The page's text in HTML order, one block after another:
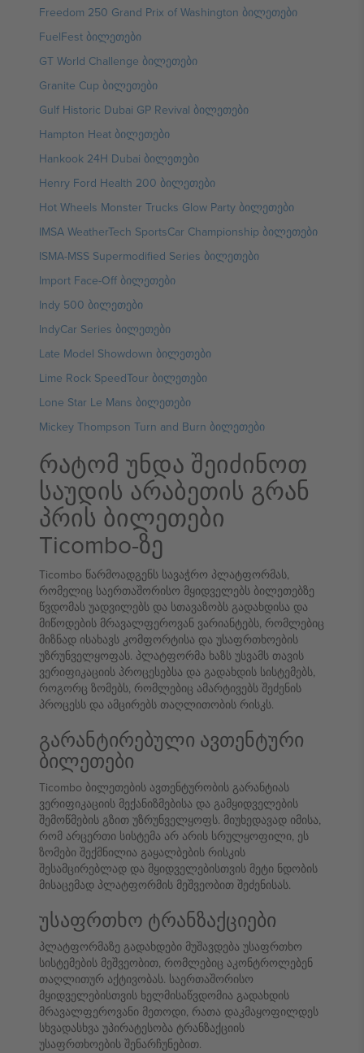
Freedom 250 Grand Prix of Washington ბილეთები
FuelFest ბილეთები
GT World Challenge ბილეთები
Granite Cup ბილეთები
Gulf Historic Dubai GP Revival ბილეთები
Hampton Heat ბილეთები
Hankook 24H Dubai ბილეთები
Henry Ford Health 200 ბილეთები
Hot Wheels Monster Trucks Glow Party ბილეთები
IMSA WeatherTech SportsCar Championship ბილეთები
ISMA-MSS Supermodified Series ბილეთები
Import Face-Off ბილეთები
Indy 500 ბილეთები
IndyCar Series ბილეთები
Late Model Showdown ბილეთები
Lime Rock SpeedTour ბილეთები
Lone Star Le Mans ბილეთები
Mickey Thompson Turn and Burn ბილეთები
რატომ უნდა შეიძინოთ
საუდის არაბეთის გრან
პრის ბილეთები
Ticombo-ზე
Ticombo წარმოადგენს სავაჭრო პლატფორმას,
რომელიც საერთაშორისო მყიდველებს ბილეთებზე
წვდომას უადვილებს და სთავაზობს გადახდისა და
მიწოდების მრავალფეროვან ვარიანტებს, რომლებიც
მიზნად ისახავს კომფორტისა და უსაფრთხოების
უზრუნველყოფას. პლატფორმა ხაზს უსვამს თავის
ვერიფიკაციის პროცესებსა და გადახდის სისტემებს,
როგორც ზომებს, რომლებიც ამარტივებს შეძენის
პროცესს და ამცირებს თაღლითობის რისკს.
გარანტირებული ავთენტური
ბილეთები
Ticombo ბილეთების ავთენტურობის გარანტიას
ვერიფიკაციის მექანიზმებისა და გამყიდველების
შემოწმების გზით უზრუნველყოფს. მიუხედავად იმისა,
რომ არცერთი სისტემა არ არის სრულყოფილი, ეს
ზომები შექმნილია გაყალბების რისკის
შესამცირებლად და მყიდველებისთვის მეტი ნდობის
მისაცემად პლატფორმის მეშვეობით შეძენისას.
უსაფრთხო ტრანზაქციები
პლატფორმაზე გადახდები მუშავდება უსაფრთხო
სისტემების მეშვეობით, რომლებიც აკონტროლებენ
თაღლითურ აქტივობას. საერთაშორისო
მყიდველებისთვის ხელმისაწვდომია გადახდის
მრავალფეროვანი მეთოდი, რათა დაკმაყოფილდეს
სხვადასხვა უპირატესობა ტრანზაქციის
უსაფრთხოების შენარჩუნებით.